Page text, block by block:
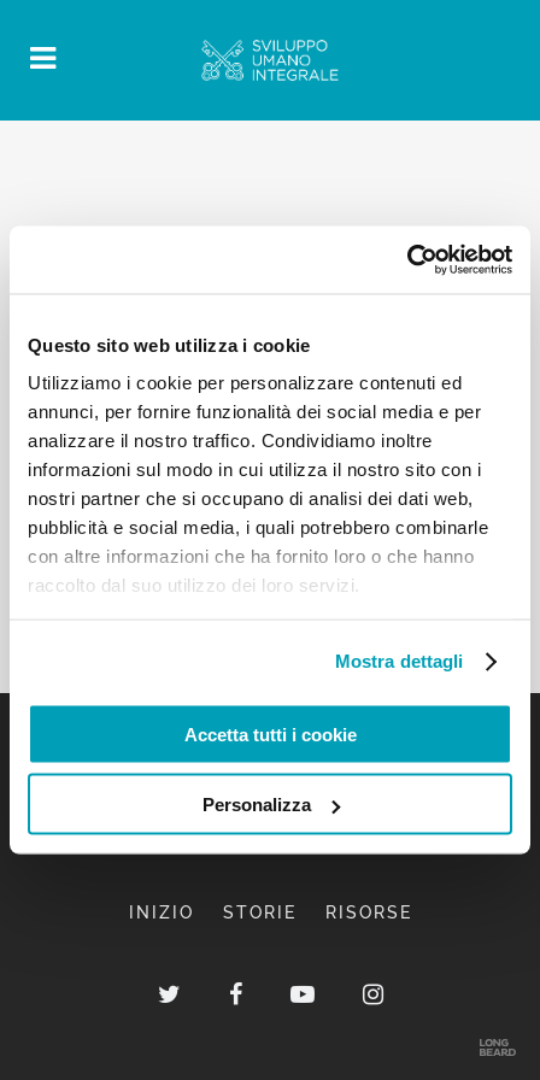
Questo sito web utilizza i cookie
Utilizziamo i cookie per personalizzare contenuti ed
annunci, per fornire funzionalità dei social media e per
analizzare il nostro traffico. Condividiamo inoltre
informazioni sul modo in cui utilizza il nostro sito con i
nostri partner che si occupano di analisi dei dati web,
pubblicità e social media, i quali potrebbero combinarle
con altre informazioni che ha fornito loro o che hanno
raccolto dal suo utilizzo dei loro servizi.
Mostra dettagli
Accetta tutti i cookie
Personalizza
INIZIO STORIE RISORSE